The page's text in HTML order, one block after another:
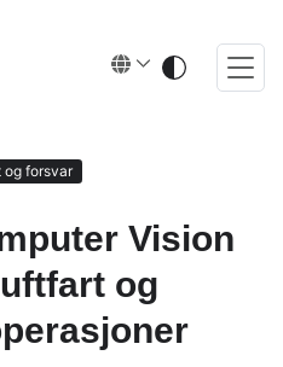
og forsvar
Vision
og